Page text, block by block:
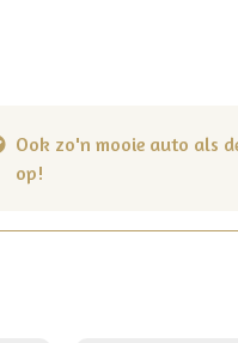
Ook zo'n mooie auto als
op!